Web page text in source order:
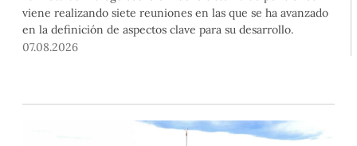
viene realizando siete reuniones en las que se ha avanzado
en la definición de aspectos clave para su desarrollo.
07.08.2026